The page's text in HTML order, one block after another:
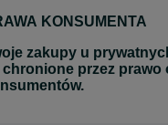
KONSUMENTA
zakupy u
chronione przez prawo